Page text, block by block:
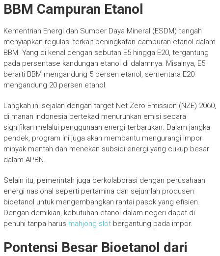
BBM Campuran Etanol
Kementrian Energi dan Sumber Daya Mineral (ESDM) tengah
menyiapkan regulasi terkait peningkatan campuran etanol dalam
BBM. Yang di kenal dengan sebutan E5 hingga E20, tergantung
pada persentase kandungan etanol di dalamnya. Misalnya, E5
berarti BBM mengandung 5 persen etanol, sementara E20
mengandung 20 persen etanol.
Langkah ini sejalan dengan target Net Zero Emission (NZE) 2060,
di manan indonesia bertekad menurunkan emisi secara
signifikan melalui penggunaan energi terbarukan. Dalam jangka
pendek, program ini juga akan membantu mengurangi impor
minyak mentah dan menekan subsidi energi yang cukup besar
dalam APBN.
Selain itu, pemerintah juga berkolaborasi dengan perusahaan
energi nasional seperti pertamina dan sejumlah produsen
bioetanol untuk mengembangkan rantai pasok yang efisien.
Dengan demikian, kebutuhan etanol dalam negeri dapat di
penuhi tanpa harus mahjong slotbergantung pada impor.
Pontensi Besar Bioetanol dari